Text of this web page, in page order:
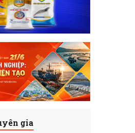
gia